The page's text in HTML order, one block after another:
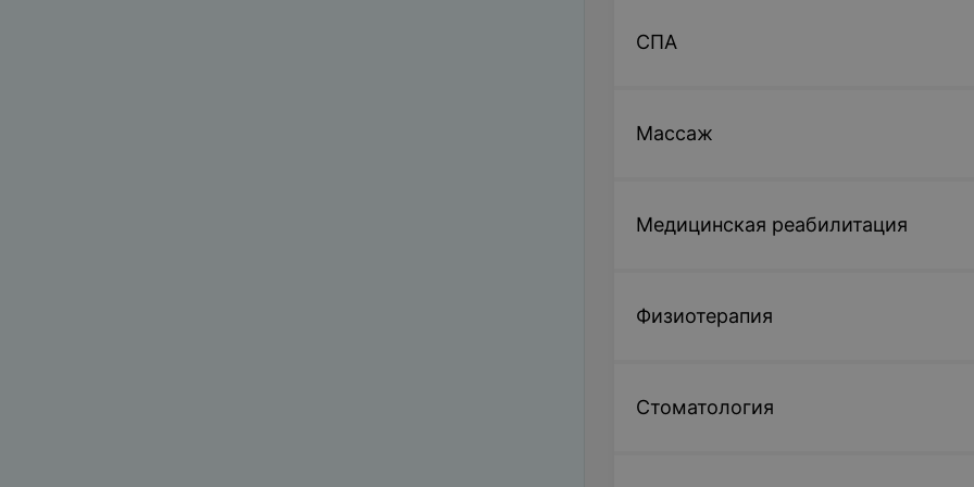
Цена по запросу
Цена по запросу
Цена по запросу
СПА
Массаж
Медицинская реабилитация
Физиотерапия
Стоматология